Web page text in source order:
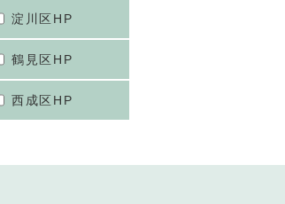
淀川区HP
鶴見区HP
西成区HP